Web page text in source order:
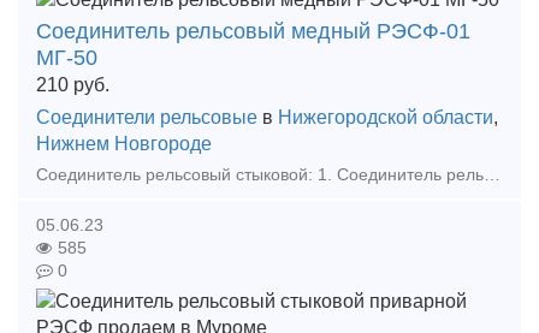
Соединитель рельсовый медный РЭСФ-01
МГ-50
210 руб.
Соединители рельсовые в Нижегородской области,
Нижнем Новгороде
05.06.23
585
0